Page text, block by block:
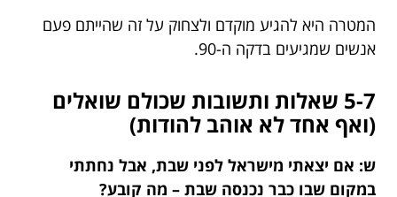
המטרה היא להגיע מוקדם ולצחוק על זה שהייתם פעם
אנשים שמגיעים בדקה ה-90.
5-7 שאלות ותשובות שכולם שואלים
(ואף אחד לא אוהב להודות)
ש: אם יצאתי מישראל לפני שבת, אבל נחתתי
במקום שבו כבר נכנסה שבת – מה קובע?